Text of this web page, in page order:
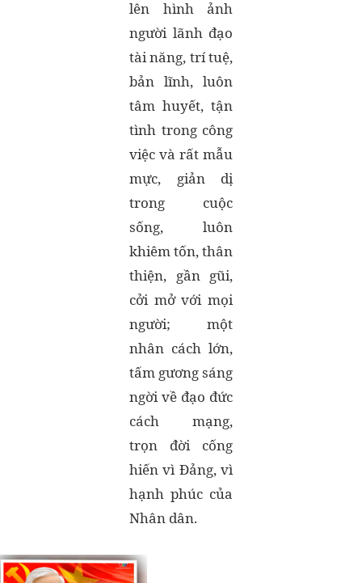
lên hình ảnh
người lãnh đạo
tài năng, trí tuệ,
bản lĩnh, luôn
tâm huyết, tận
tình trong công
việc và rất mẫu
mực, giản dị
trong cuộc
sống, luôn
khiêm tốn, thân
thiện, gần gũi,
cởi mở với mọi
người; một
nhân cách lớn,
tấm gương sáng
ngời về đạo đức
cách mạng,
trọn đời cống
hiến vì Đảng, vì
hạnh phúc của
Nhân dân.